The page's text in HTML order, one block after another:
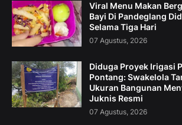
Viral Menu Makan
Bayi Di Pandeglang
Selama Tiga Hari
07 Agustus, 2026
Diduga Proyek Irigasi
Pontang: Swakelola
Ukuran Bangunan
Juknis Resmi
07 Agustus, 2026